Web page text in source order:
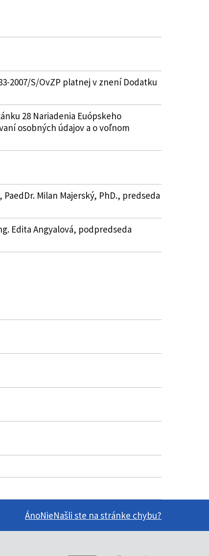
2007/S/OvZP platnej v znení Dodatku
28 Nariadenia Euópskeho
osobných údajov a o voľnom
Milan Majerský, PhD., predseda
Edita Angyalová, podpredseda
ÁnoNieNašli ste na stránke chybu?